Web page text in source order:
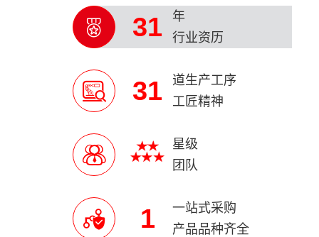
31
年
行业资历
31
道生产工序
工匠精神
星级
团队
1
一站式采购
产品品种齐全